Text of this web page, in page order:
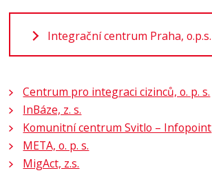
Integrační centrum Praha, o.p.s.
Centrum pro integraci cizinců, o. p. s.
InBáze, z. s.
Komunitní centrum Svitlo – Infopoint
META, o. p. s.
MigAct, z.s.